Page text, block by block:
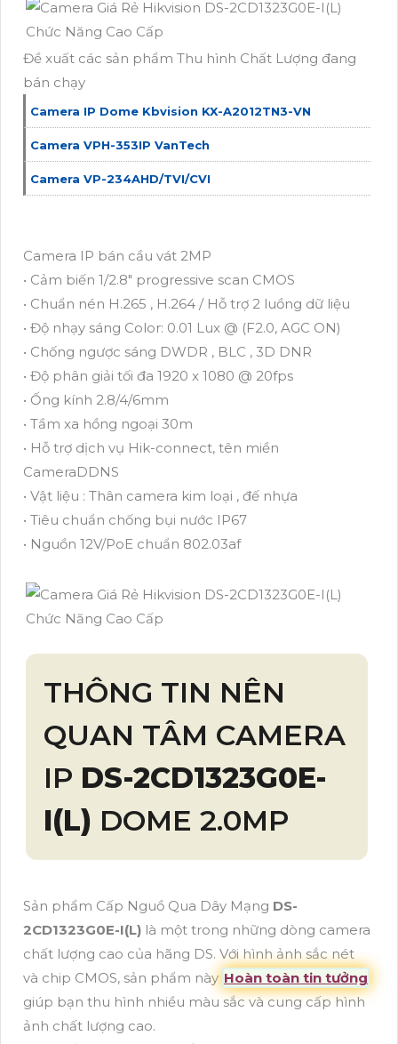
Đề xuất các sản phẩm Thu hình Chất Lượng đang
bán chạy
Camera IP Dome Kbvision KX-A2012TN3-VN
Camera VPH-353IP VanTech
Camera VP-234AHD/TVI/CVI
Camera IP bán cầu vát 2MP
• Cảm biến 1/2.8" progressive scan CMOS
• Chuẩn nén H.265 , H.264 / Hỗ trợ 2 luồng dữ liệu
• Độ nhạy sáng Color: 0.01 Lux @ (F2.0, AGC ON)
• Chống ngược sáng DWDR , BLC , 3D DNR
• Độ phân giải tối đa 1920 x 1080 @ 20fps
• Ống kính 2.8/4/6mm
• Tầm xa hồng ngoại 30m
• Hỗ trợ dịch vụ Hik-connect, tên miền
CameraDDNS
• Vật liệu : Thân camera kim loại , đế nhựa
• Tiêu chuẩn chống bụi nước IP67
• Nguồn 12V/PoE chuẩn 802.03af
THÔNG TIN NÊN
QUAN TÂM CAMERA
IP DS-2CD1323G0E-
I(L) DOME 2.0MP
Sản phẩm Cấp Nguồ Qua Dây Mạng DS-
2CD1323G0E-I(L) là một trong những dòng camera
chất lượng cao của hãng DS. Với hình ảnh sắc nét
và chip CMOS, sản phẩm này Hoàn toàn tin tưởng
giúp bạn thu hình nhiều màu sắc và cung cấp hình
ảnh chất lượng cao.